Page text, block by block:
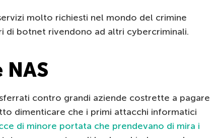
molto richiesti nel mondo del crimine
di botnet rivendono ad altri cybercriminali.
NAS
contro grandi aziende costrette a pagare
dimenticare che i primi attacchi informatici
di minore portata che prendevano di mira i